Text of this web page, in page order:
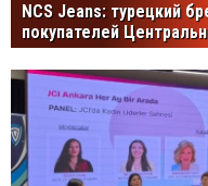
NCS Jeans: турецкий
покупателей